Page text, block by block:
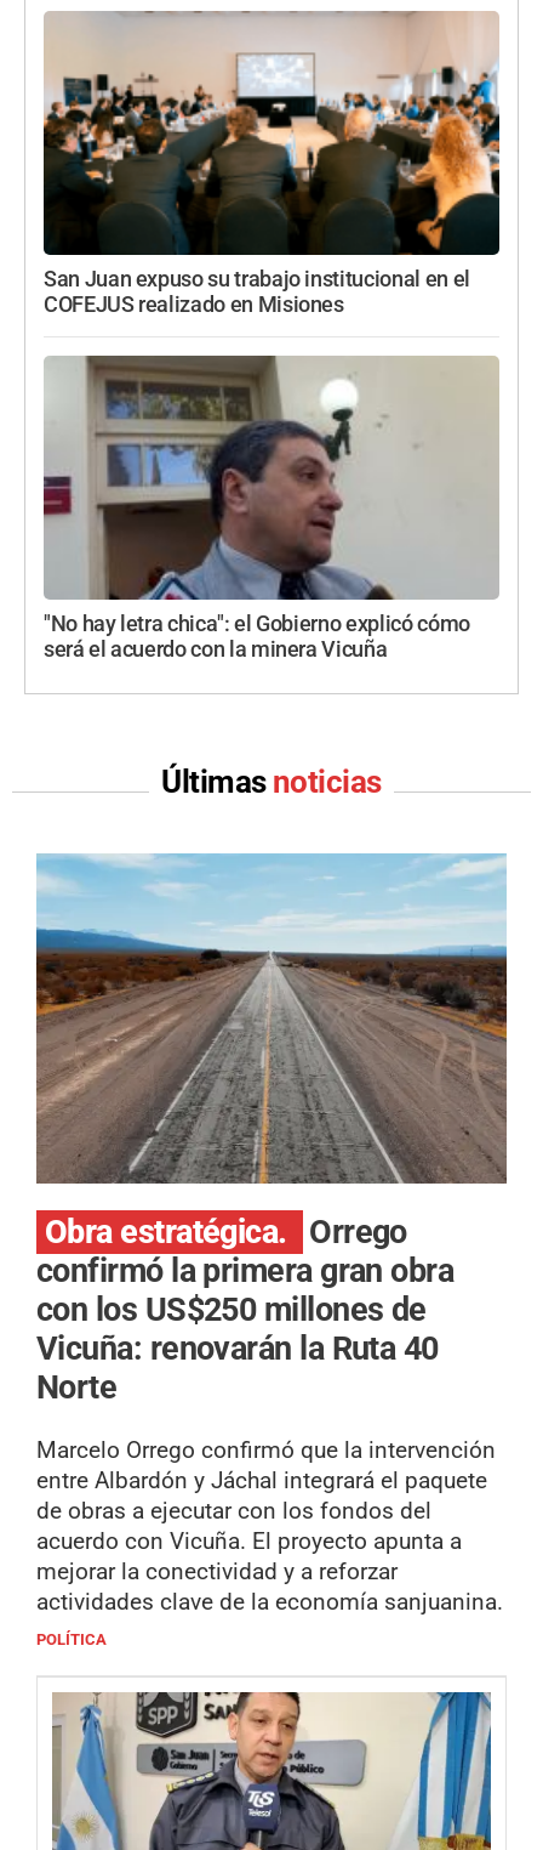
San Juan expuso su trabajo institucional en el
COFEJUS realizado en Misiones
"No hay letra chica": el Gobierno explicó cómo
será el acuerdo con la minera Vicuña
Últimas noticias
Obra estratégica.
Orrego
confirmó la primera gran obra
con los US$250 millones de
Vicuña: renovarán la Ruta 40
Norte
Marcelo Orrego confirmó que la intervención
entre Albardón y Jáchal integrará el paquete
de obras a ejecutar con los fondos del
acuerdo con Vicuña. El proyecto apunta a
mejorar la conectividad y a reforzar
actividades clave de la economía sanjuanina.
POLÍTICA